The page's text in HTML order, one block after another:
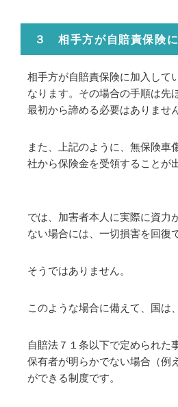
３ 相手方が自賠責保険
相手方が自賠責保険に加入して
なります。その場合の手順は先
最初から諦める必要はありません
また、上記のように、無保険車
社から保険金を受領することが
では、加害者本人に実際に資力
ない場合には、一切損害を回復
そうではありません。
このような場合に備えて、国は
自賠法７１条以下で定められた
保有者が明らかでない場合（例
ができる制度です。